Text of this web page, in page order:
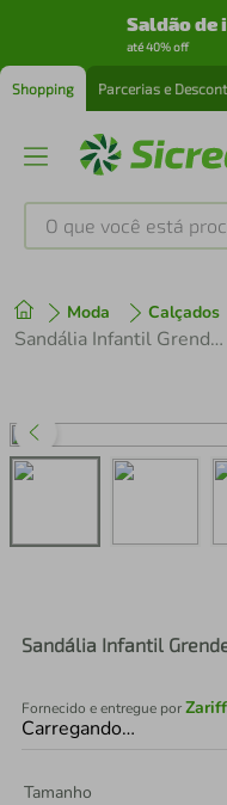
Saldão de
até 40% off
Shopping Parcerias e
O que você está
Moda Calçados
Sandália Infantil Grendene 22952 Azul/Vermelho
Sandália Infantil
Fornecido e entregue porZariff
Carregando…
Tamanho
1º tenis
perfume